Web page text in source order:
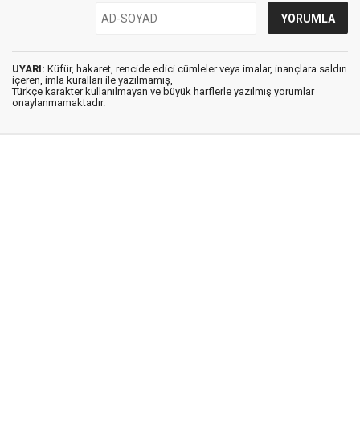
UYARI: Küfür, hakaret, rencide edici cümleler veya imalar, inançlara saldırı
içeren, imla kuralları ile yazılmamış,
Türkçe karakter kullanılmayan ve büyük harflerle yazılmış yorumlar
onaylanmamaktadır.